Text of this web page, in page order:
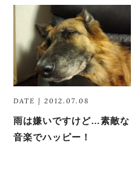
DATE | 2012.07.08
雨は嫌いですけど…素敵な
音楽でハッピー！